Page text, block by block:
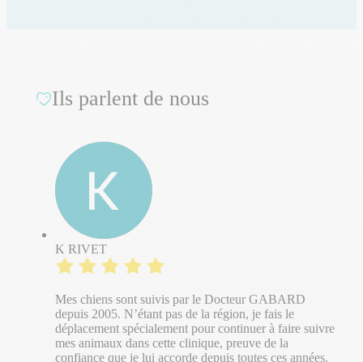
Ils parlent de nous
K RIVET
Mes chiens sont suivis par le Docteur GABARD
depuis 2005. N’étant pas de la région, je fais le
déplacement spécialement pour continuer à faire suivre
mes animaux dans cette clinique, preuve de la
confiance que je lui accorde depuis toutes ces années.